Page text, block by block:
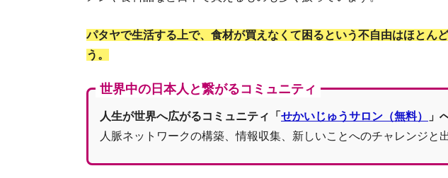
パタヤで生活する上で、食材が買えなくて困るという不自由はほとん
う。
世界中の日本人と繋がるコミュニティ
人生が世界へ広がるコミュニティ「 せかいじゅうサロン（無料）
」
人脈ネットワークの構築、情報収集、新しいことへのチャレンジと